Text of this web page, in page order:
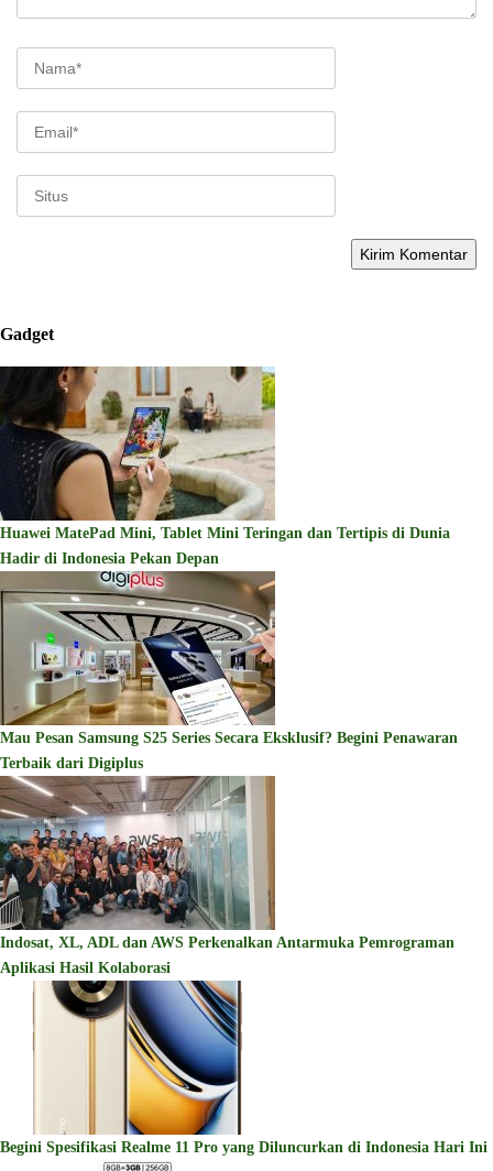
Gadget
Huawei MatePad Mini, Tablet Mini Teringan dan Tertipis di Dunia
Hadir di Indonesia Pekan Depan
Mau Pesan Samsung S25 Series Secara Eksklusif? Begini Penawaran
Terbaik dari Digiplus
Indosat, XL, ADL dan AWS Perkenalkan Antarmuka Pemrograman
Aplikasi Hasil Kolaborasi
Begini Spesifikasi Realme 11 Pro yang Diluncurkan di Indonesia Hari Ini